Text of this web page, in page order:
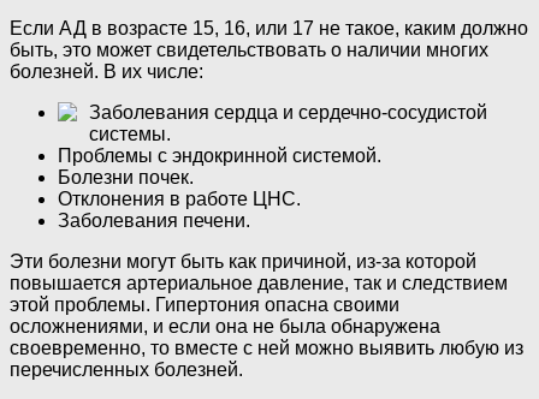
Если АД в возрасте 15, 16, или 17 не такое, каким должно
быть, это может свидетельствовать о наличии многих
болезней. В их числе:
Заболевания сердца и сердечно-сосудистой
системы.
Проблемы с эндокринной системой.
Болезни почек.
Отклонения в работе ЦНС.
Заболевания печени.
Эти болезни могут быть как причиной, из-за которой
повышается артериальное давление, так и следствием
этой проблемы. Гипертония опасна своими
осложнениями, и если она не была обнаружена
своевременно, то вместе с ней можно выявить любую из
перечисленных болезней.